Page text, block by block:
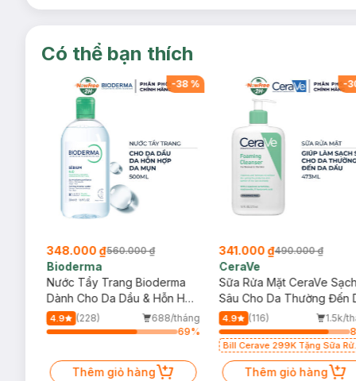
Có thể bạn thích
-38%
348.000 ₫560.000 ₫
Bioderma
Nước Tẩy Trang Bioderma
Dành Cho Da Dầu & Hỗn Hợp
500ml
4.9 (228)
688/tháng
69%
Thêm giỏ hàng
-
341.000 ₫490.000 ₫
CeraVe
Sữa Rửa Mặt CeraVe
Sâu Cho Da Thường Đến
Dầu 473ml
4.9 (116)
1.5k/
Bill Cerave 299K Tặng Sữa
Thêm giỏ hàng